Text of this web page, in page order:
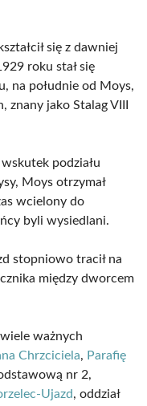
się z dawniej
roku stał się
na południe od Moys,
jako Stalag VIII
podziału
Moys otrzymał
wcielony do
byli wysiedlani.
stopniowo tracił na
między dworcem
ważnych
Chrzciciela, Parafię
nr 2,
Ujazd, oddział